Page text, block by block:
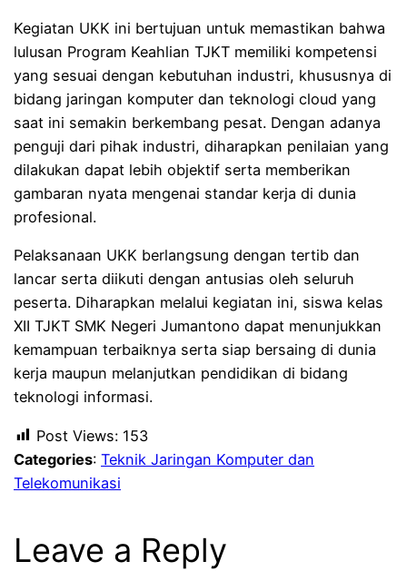
Kegiatan UKK ini bertujuan untuk memastikan bahwa
lulusan Program Keahlian TJKT memiliki kompetensi
yang sesuai dengan kebutuhan industri, khususnya di
bidang jaringan komputer dan teknologi cloud yang
saat ini semakin berkembang pesat. Dengan adanya
penguji dari pihak industri, diharapkan penilaian yang
dilakukan dapat lebih objektif serta memberikan
gambaran nyata mengenai standar kerja di dunia
profesional.
Pelaksanaan UKK berlangsung dengan tertib dan
lancar serta diikuti dengan antusias oleh seluruh
peserta. Diharapkan melalui kegiatan ini, siswa kelas
XII TJKT SMK Negeri Jumantono dapat menunjukkan
kemampuan terbaiknya serta siap bersaing di dunia
kerja maupun melanjutkan pendidikan di bidang
teknologi informasi.
Post Views: 153
Categories:Teknik Jaringan Komputer dan
Telekomunikasi
Leave a Reply